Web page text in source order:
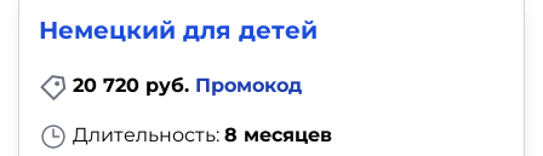
Немецкий для детей
20 720 руб. Промокод
Длительность: 8 месяцев